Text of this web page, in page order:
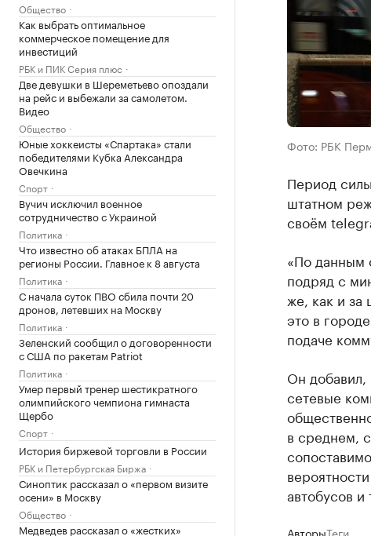
Общество
Как выбрать оптимальное
коммерческое помещение для
инвестиций
РБК и ПИК Серия плюс
Две девушки в Шереметьево опоздали
на рейс и выбежали за самолетом.
Видео
Общество
Юные хоккеисты «Спартака» стали
победителями Кубка Александра
Овечкина
Спорт
Вучич исключил военное
сотрудничество с Украиной
Политика
Что известно об атаках БПЛА на
регионы России. Главное к 8 августа
Политика
С начала суток ПВО сбила почти 20
дронов, летевших на Москву
Политика
Зеленский сообщил о договоренности
с США по ракетам Patriot
Политика
Умер первый тренер шестикратного
олимпийского чемпиона гимнаста
Щербо
Спорт
История биржевой торговли в России
РБК и Петербургская Биржа
Синоптик рассказал о «первом визите
осени» в Москву
Общество
Медведев рассказал о «жестких»
Фото: РБК
Период
штатном
своём
«По данным
подряд с
же, как и за
это в
подаче
Он добавил,
сетевые
в среднем,
автобусов и
АвторыТеги